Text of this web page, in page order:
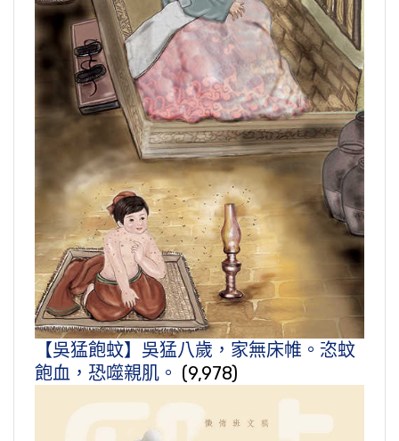
【吳猛飽蚊】吳猛八歲，家無床帷。恣蚊
飽血，恐噬親肌。 (9,978)